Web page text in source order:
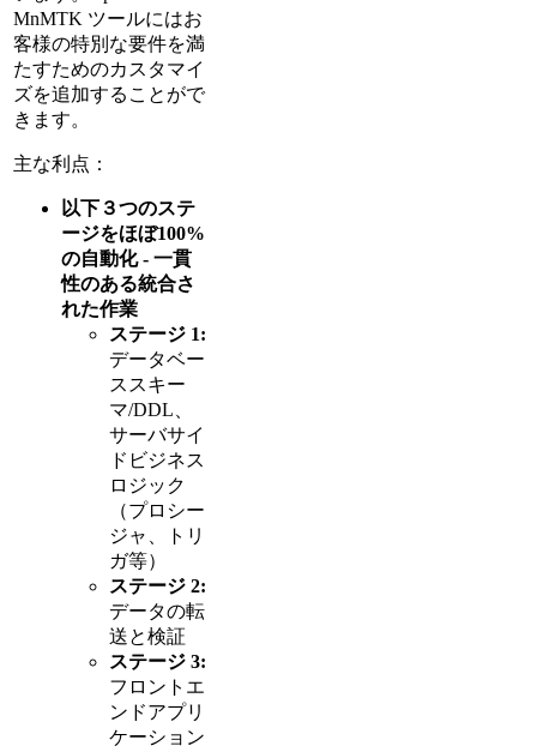
MnMTK ツールにはお
客様の特別な要件を満
たすためのカスタマイ
ズを追加することがで
きます。
主な利点：
以下３つのステ
ージをほぼ100%
の自動化 - 一貫
性のある統合さ
れた作業
ステージ 1:
データベー
ススキー
マ/DDL、
サーバサイ
ドビジネス
ロジック
（プロシー
ジャ、トリ
ガ等）
ステージ 2:
データの転
送と検証
ステージ 3:
フロントエ
ンドアプリ
ケーション